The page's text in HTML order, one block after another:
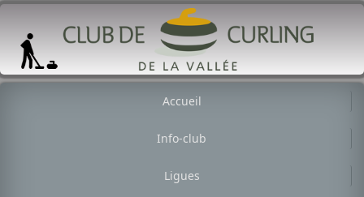
Accueil
Info-club
Ligues